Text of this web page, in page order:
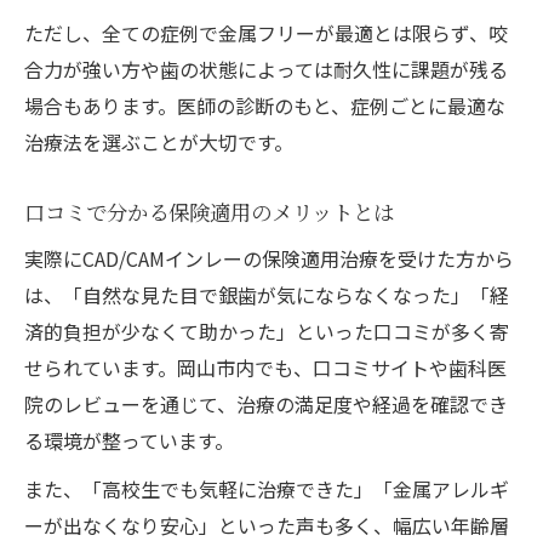
ただし、全ての症例で金属フリーが最適とは限らず、咬
合力が強い方や歯の状態によっては耐久性に課題が残る
場合もあります。医師の診断のもと、症例ごとに最適な
治療法を選ぶことが大切です。
口コミで分かる保険適用のメリットとは
実際にCAD/CAMインレーの保険適用治療を受けた方から
は、「自然な見た目で銀歯が気にならなくなった」「経
済的負担が少なくて助かった」といった口コミが多く寄
せられています。岡山市内でも、口コミサイトや歯科医
院のレビューを通じて、治療の満足度や経過を確認でき
る環境が整っています。
また、「高校生でも気軽に治療できた」「金属アレルギ
ーが出なくなり安心」といった声も多く、幅広い年齢層